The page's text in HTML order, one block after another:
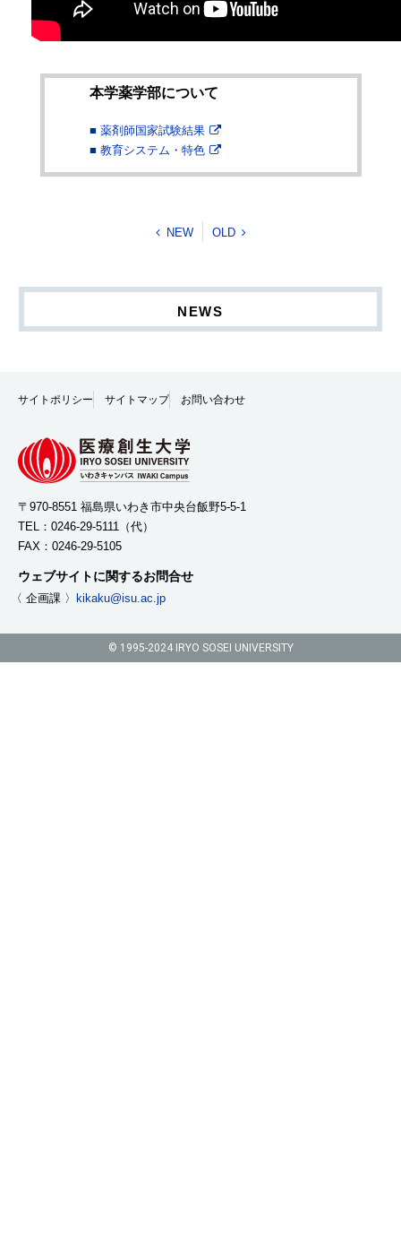
本学薬学部について
薬剤師国家試験結果
教育システム・特色
NEW OLD
NEWS
サイトポリシー サイトマップ お問い合わせ
〒970-8551 福島県いわき市中央台飯野5-5-1
TEL： 0246-29-5111
（代）
FAX：0246-29-5105
ウェブサイトに関するお問合せ
〈 企画課 〉 kikaku@isu.ac.jp
© 1995-2024 IRYO SOSEI UNIVERSITY